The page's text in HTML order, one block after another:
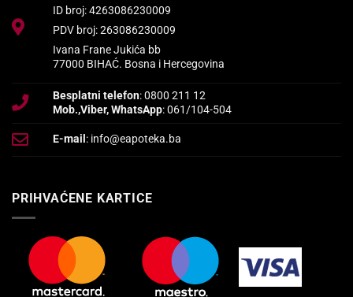
ID broj: 4263086230009
PDV broj: 263086230009
Ivana Frane Jukića bb
77000 BIHAĆ. Bosna i Hercegovina
Besplatni telefon: 0800 211 12
Mob.,Viber, WhatsApp: 061/104-504
E-mail : info@eapoteka.ba
PRIHVAĆENE KARTICE